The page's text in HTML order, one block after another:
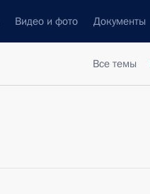
Видео и фото Документы
Все темы